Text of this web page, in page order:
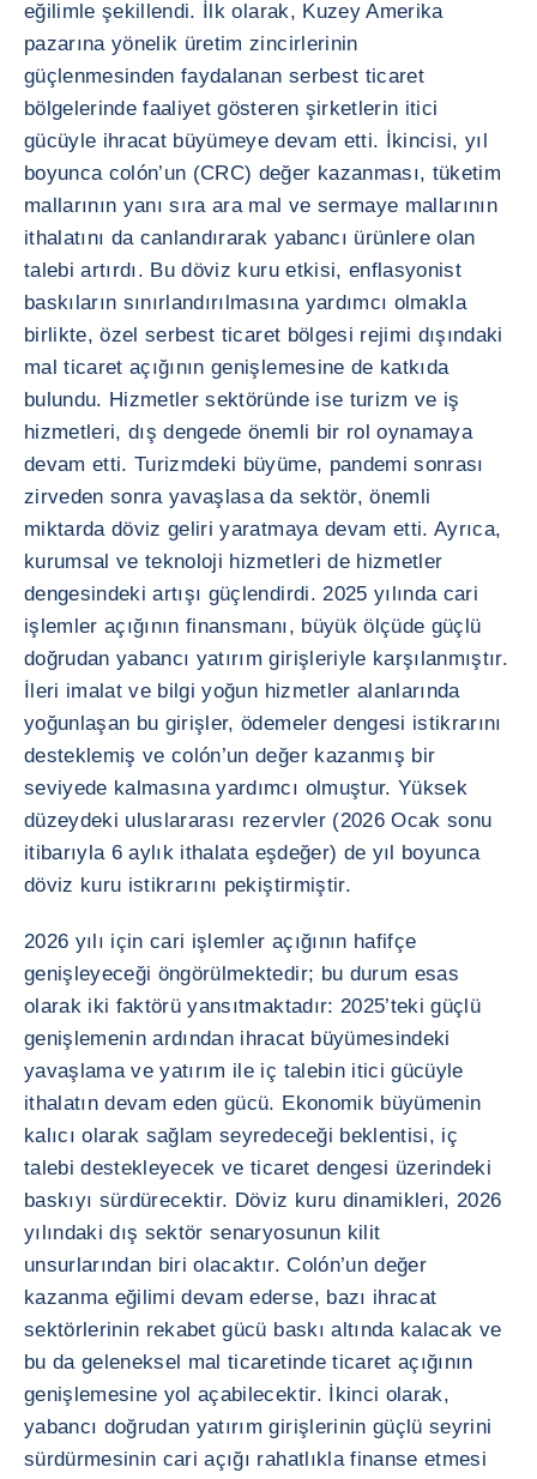
eğilimle şekillendi. İlk olarak, Kuzey Amerika
pazarına yönelik üretim zincirlerinin
güçlenmesinden faydalanan serbest ticaret
bölgelerinde faaliyet gösteren şirketlerin itici
gücüyle ihracat büyümeye devam etti. İkincisi, yıl
boyunca colón’un (CRC) değer kazanması, tüketim
mallarının yanı sıra ara mal ve sermaye mallarının
ithalatını da canlandırarak yabancı ürünlere olan
talebi artırdı. Bu döviz kuru etkisi, enflasyonist
baskıların sınırlandırılmasına yardımcı olmakla
birlikte, özel serbest ticaret bölgesi rejimi dışındaki
mal ticaret açığının genişlemesine de katkıda
bulundu. Hizmetler sektöründe ise turizm ve iş
hizmetleri, dış dengede önemli bir rol oynamaya
devam etti. Turizmdeki büyüme, pandemi sonrası
zirveden sonra yavaşlasa da sektör, önemli
miktarda döviz geliri yaratmaya devam etti. Ayrıca,
kurumsal ve teknoloji hizmetleri de hizmetler
dengesindeki artışı güçlendirdi. 2025 yılında cari
işlemler açığının finansmanı, büyük ölçüde güçlü
doğrudan yabancı yatırım girişleriyle karşılanmıştır.
İleri imalat ve bilgi yoğun hizmetler alanlarında
yoğunlaşan bu girişler, ödemeler dengesi istikrarını
desteklemiş ve colón’un değer kazanmış bir
seviyede kalmasına yardımcı olmuştur. Yüksek
düzeydeki uluslararası rezervler (2026 Ocak sonu
itibarıyla 6 aylık ithalata eşdeğer) de yıl boyunca
döviz kuru istikrarını pekiştirmiştir.
2026 yılı için cari işlemler açığının hafifçe
genişleyeceği öngörülmektedir; bu durum esas
olarak iki faktörü yansıtmaktadır: 2025’teki güçlü
genişlemenin ardından ihracat büyümesindeki
yavaşlama ve yatırım ile iç talebin itici gücüyle
ithalatın devam eden gücü. Ekonomik büyümenin
kalıcı olarak sağlam seyredeceği beklentisi, iç
talebi destekleyecek ve ticaret dengesi üzerindeki
baskıyı sürdürecektir. Döviz kuru dinamikleri, 2026
yılındaki dış sektör senaryosunun kilit
unsurlarından biri olacaktır. Colón’un değer
kazanma eğilimi devam ederse, bazı ihracat
sektörlerinin rekabet gücü baskı altında kalacak ve
bu da geleneksel mal ticaretinde ticaret açığının
genişlemesine yol açabilecektir. İkinci olarak,
yabancı doğrudan yatırım girişlerinin güçlü seyrini
sürdürmesinin cari açığı rahatlıkla finanse etmesi